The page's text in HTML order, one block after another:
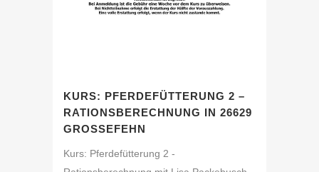
KURS: PFERDEFÜTTERUNG 2 –
RATIONSBERECHNUNG IN 26629
GROSSEFEHN
Kurs: Pferdefütterung 2 -